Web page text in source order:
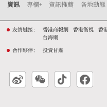
資訊 專欄+ 資訊推薦 各地動態
友情鏈接： 香港商報網 香港衛視 香
台海網
合作夥伴： 投資甘肅